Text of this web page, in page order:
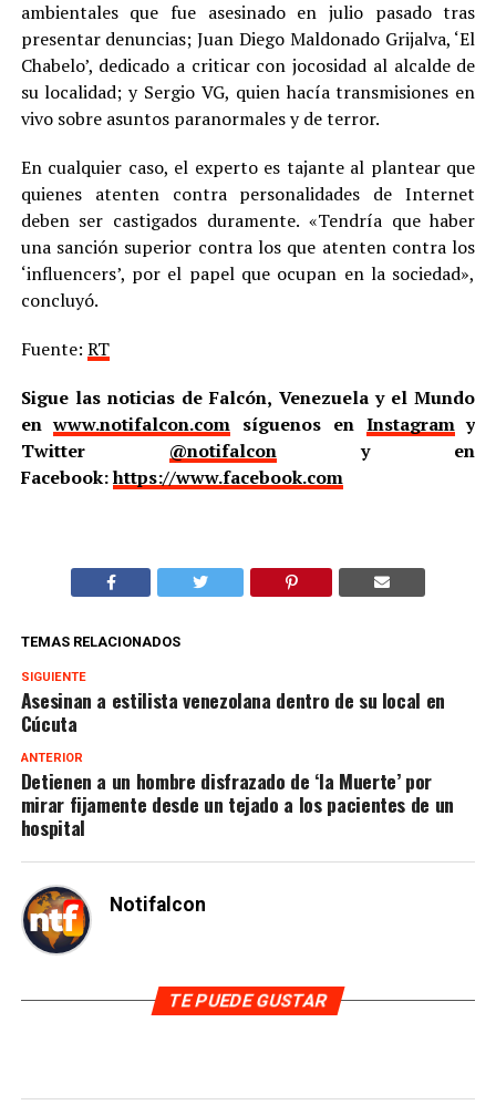
ambientales que fue asesinado en julio pasado tras
presentar denuncias; Juan Diego Maldonado Grijalva, ‘El
Chabelo’, dedicado a criticar con jocosidad al alcalde de
su localidad; y Sergio VG, quien hacía transmisiones en
vivo sobre asuntos paranormales y de terror.
En cualquier caso, el experto es tajante al plantear que
quienes atenten contra personalidades de Internet
deben ser castigados duramente. «Tendría que haber
una sanción superior contra los que atenten contra los
‘influencers’, por el papel que ocupan en la sociedad»,
concluyó.
Fuente: RT
Sigue las noticias de Falcón, Venezuela y el Mundo
enwww.notifalcon.com síguenos en Instagramy
Twitter @notifalcony en
Facebook:https://www.facebook.com
TEMAS RELACIONADOS
SIGUIENTE
Asesinan a estilista venezolana dentro de su local en
Cúcuta
ANTERIOR
Detienen a un hombre disfrazado de ‘la Muerte’ por
mirar fijamente desde un tejado a los pacientes de un
hospital
Notifalcon
TE PUEDE GUSTAR